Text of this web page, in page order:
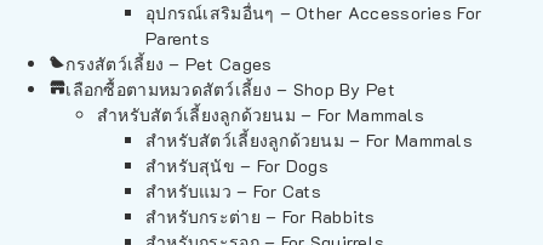
อุปกรณ์เสริมอื่นๆ – Other Accessories For
Parents
กรงสัตว์เลี้ยง – Pet Cages
เลือกซื้อตามหมวดสัตว์เลี้ยง – Shop By Pet
สำหรับสัตว์เลี้ยงลูกด้วยนม – For Mammals
สำหรับสัตว์เลี้ยงลูกด้วยนม – For Mammals
สำหรับสุนัข – For Dogs
สำหรับแมว – For Cats
สำหรับกระต่าย – For Rabbits